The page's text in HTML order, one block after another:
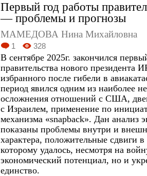
Первый год работы
— проблемы и прогнозы
МАМЕДОВА Нина Михайловна
1 328
В сентябре 2025г. закончился
правительства нового президента
избранного после гибели в
период явился одним из наиболее
осложнения отношений с США,
с Израилем, применение по
механизма «snapback». Дан анализ
показаны проблемы внутри­ и
характера, положительные сдвиги в
которому удалось, несмотря на
экономический потенциал, но и
единство.